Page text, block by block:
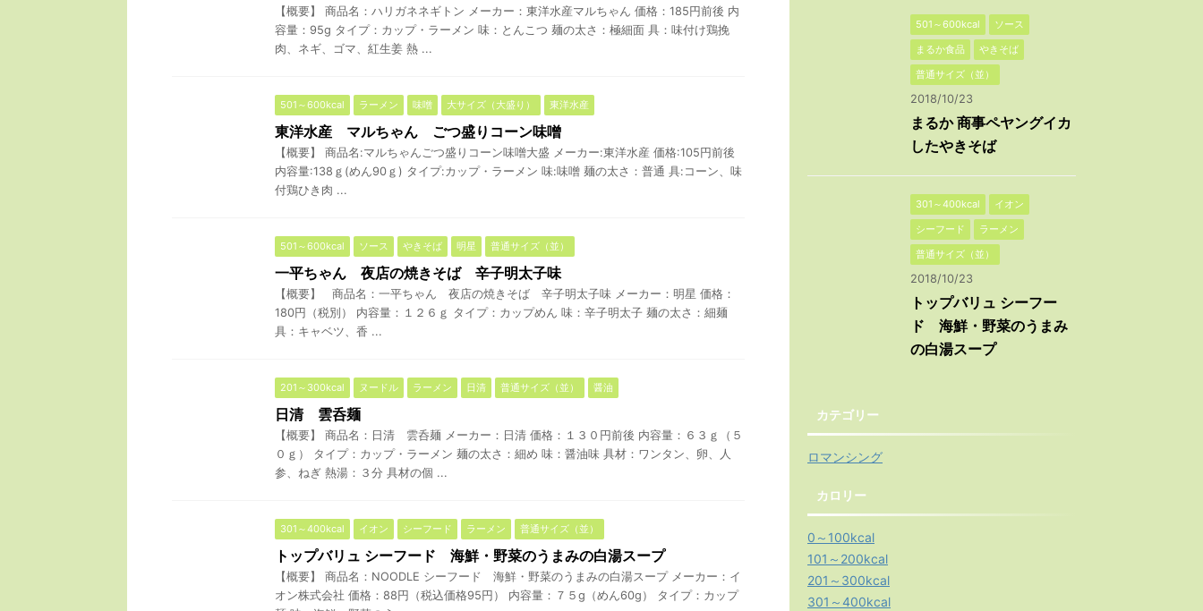
【概要】 商品名：ハリガネネギトン メーカー：東洋水産マルちゃん 価格：185円前後 内
容量：95g タイプ：カップ・ラーメン 味：とんこつ 麺の太さ：極細面 具：味付け鶏挽
肉、ネギ、ゴマ、紅生姜 熱 ...
501～600kcal ラーメン 味噌 大サイズ（大盛り） 東洋水産
東洋水産 マルちゃん ごつ盛りコーン味噌
【概要】 商品名:マルちゃんごつ盛りコーン味噌大盛 メーカー:東洋水産 価格:105円前後
内容量:138ｇ(めん90ｇ) タイプ:カップ・ラーメン 味:味噌 麺の太さ：普通 具:コーン、味
付鶏ひき肉 ...
501～600kcal ソース やきそば 明星 普通サイズ（並）
一平ちゃん 夜店の焼きそば 辛子明太子味
【概要】 商品名：一平ちゃん 夜店の焼きそば 辛子明太子味 メーカー：明星 価格：
180円（税別） 内容量：１２６ｇ タイプ：カップめん 味：辛子明太子 麺の太さ：細麺
具：キャベツ、香 ...
201～300kcal ヌードル ラーメン 日清 普通サイズ（並） 醤油
日清 雲呑麺
【概要】 商品名：日清 雲呑麺 メーカー：日清 価格：１３０円前後 内容量：６３ｇ（５
０ｇ） タイプ：カップ・ラーメン 麺の太さ：細め 味：醤油味 具材：ワンタン、卵、人
参、ねぎ 熱湯：３分 具材の個 ...
301～400kcal イオン シーフード ラーメン 普通サイズ（並）
トップバリュ シーフード 海鮮・野菜のうまみの白湯スープ
【概要】 商品名：NOODLE シーフード 海鮮・野菜のうまみの白湯スープ メーカー：イ
オン株式会社 価格：88円（税込価格95円） 内容量：７５g（めん60g） タイプ：カップ
501～600kcal
ソース
まるか食品
やきそば
普通サイズ（並）
2018/10/23
まるか 商事ペヤングイカ
したやきそば
301～400kcal
イオン
シーフード
ラーメン
普通サイズ（並）
2018/10/23
トップバリュ シーフー
ド 海鮮・野菜のうまみ
の白湯スープ
カテゴリー
ロマンシング
カロリー
0～100kcal
101～200kcal
201～300kcal
301～400kcal